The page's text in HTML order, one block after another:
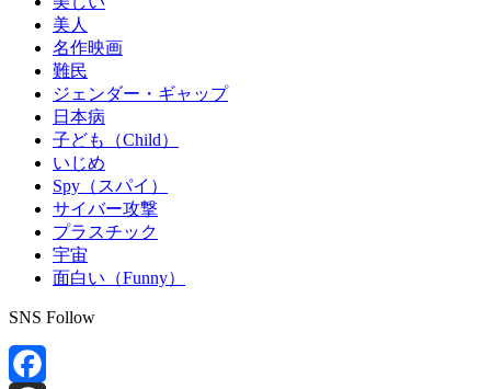
美人
名作映画
難民
ジェンダー・ギャップ
日本病
子ども（Child）
いじめ
Spy（スパイ）
サイバー攻撃
プラスチック
宇宙
面白い（Funny）
SNS Follow